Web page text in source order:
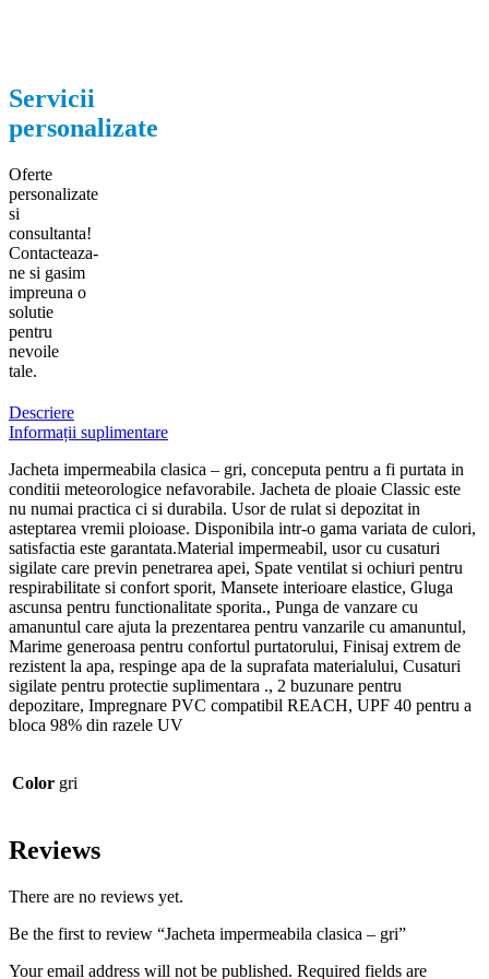
Servicii
personalizate
Oferte
personalizate
si
consultanta!
Contacteaza-
ne si gasim
impreuna o
solutie
pentru
nevoile
tale.
Descriere
Informații suplimentare
Jacheta impermeabila clasica – gri, conceputa pentru a fi purtata in
conditii meteorologice nefavorabile. Jacheta de ploaie Classic este
nu numai practica ci si durabila. Usor de rulat si depozitat in
asteptarea vremii ploioase. Disponibila intr-o gama variata de culori,
satisfactia este garantata.Material impermeabil, usor cu cusaturi
sigilate care previn penetrarea apei, Spate ventilat si ochiuri pentru
respirabilitate si confort sporit, Mansete interioare elastice, Gluga
ascunsa pentru functionalitate sporita., Punga de vanzare cu
amanuntul care ajuta la prezentarea pentru vanzarile cu amanuntul,
Marime generoasa pentru confortul purtatorului, Finisaj extrem de
rezistent la apa, respinge apa de la suprafata materialului, Cusaturi
sigilate pentru protectie suplimentara ., 2 buzunare pentru
depozitare, Impregnare PVC compatibil REACH, UPF 40 pentru a
bloca 98% din razele UV
Color gri
Reviews
There are no reviews yet.
Be the first to review “Jacheta impermeabila clasica – gri”
Your email address will not be published. Required fields are